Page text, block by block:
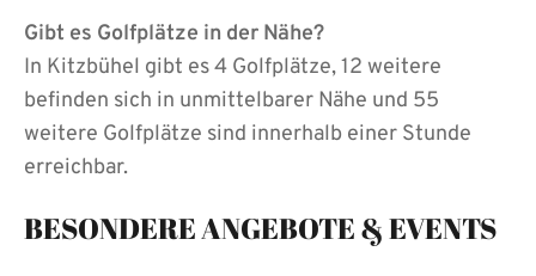
Gibt es Golfplätze in der Nähe?
In Kitzbühel gibt es 4 Golfplätze, 12 weitere
befinden sich in unmittelbarer Nähe und 55
weitere Golfplätze sind innerhalb einer Stunde
erreichbar.
BESONDERE ANGEBOTE & EVENTS